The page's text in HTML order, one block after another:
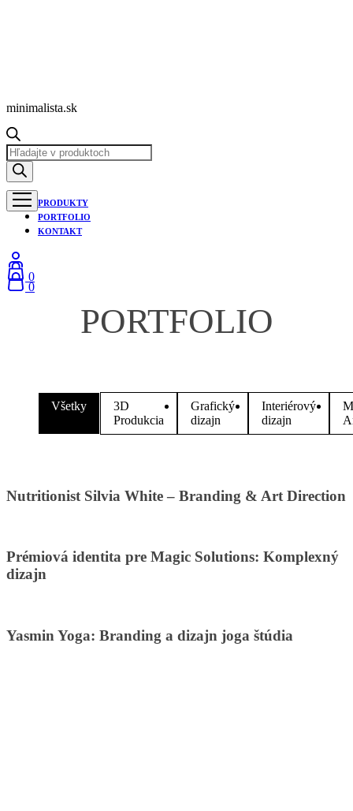
minimalista.sk
PRODUKTY
PORTFOLIO
KONTAKT
0
0
PORTFOLIO
Všetky
3D
Produkcia
Grafický
dizajn
Interiérový
dizajn
Nutritionist Silvia White – Branding & Art Direction
Prémiová identita pre Magic Solutions: Komplexný
dizajn
Yasmin Yoga: Branding a dizajn joga štúdia